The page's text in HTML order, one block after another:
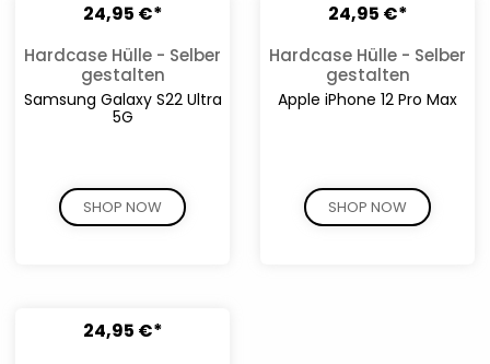
24,95 €*
Hardcase Hülle - Selber
gestalten
Samsung Galaxy S22 Ultra
5G
SHOP NOW
24,95 €*
Hardcase Hülle - Selber
gestalten
Apple iPhone 12 Pro Max
SHOP NOW
24,95 €*